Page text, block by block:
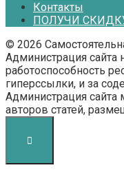
Контакты
ПОЛУЧИ
© 2026
Администрация сайта
работоспособность
гиперссылки, и за
Администрация сайта
авторов статей,